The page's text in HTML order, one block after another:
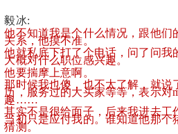
毅冰:
他不知道我是个什么情况，跟他们
关系，他摸不准。
他就私底下打了个电话，问了问我
大概对什么职位感兴趣。
他要揣摩上意啊。
那时候我也傻，也不太了解，就说
历，服务过的大买家等等，表示对
趣……
其实不是很给面子，后来我进去工
当初只是应付我的。谁知道他那个
猜测。